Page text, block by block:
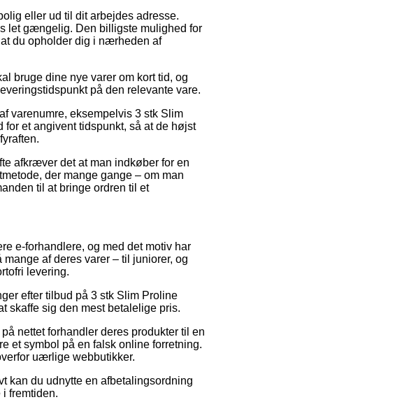
eller ud til dit arbejdes adresse.
let gængelig. Den billigste mulighed for
du opholder dig i nærheden af
bruge dine nye varer om kort tid, og
på den relevante vare.
varenumre, eksempelvis 3 stk Slim
et angivent tidspunkt, så at de højst
afkræver det at man indkøber for en
der mange gange – om man
til at bringe ordren til et
e-forhandlere, og med det motiv har
af deres varer – til juniorer, og
levering.
efter tilbud på 3 stk Slim Proline
skaffe sig den mest betalelige pris.
nettet forhandler deres produkter til en
et symbol på en falsk online forretning.
uærlige webbutikker.
kan du udnytte en afbetalingsordning
fremtiden.